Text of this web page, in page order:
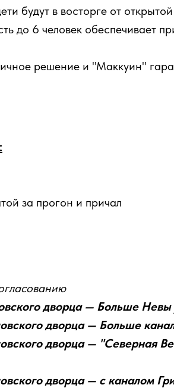
будут в восторге от
до 6 человек обеспечивает
решение и "Маккуин"
за прогон и причал
дворца — Больше
дворца — Больше
дворца — "Северная
дворца — с каналом